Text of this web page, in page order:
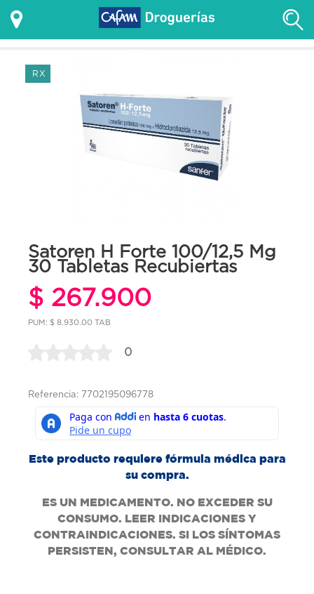
RX
Satoren H Forte 100/12,5 Mg
30 Tabletas Recubiertas
$ 267.900
PUM: $ 8,930.00 TAB
0
Referencia: 7702195096778
Este producto requiere fórmula médica para
su compra.
ES UN MEDICAMENTO. NO EXCEDER SU
CONSUMO. LEER INDICACIONES Y
CONTRAINDICACIONES. SI LOS SÍNTOMAS
PERSISTEN, CONSULTAR AL MÉDICO.